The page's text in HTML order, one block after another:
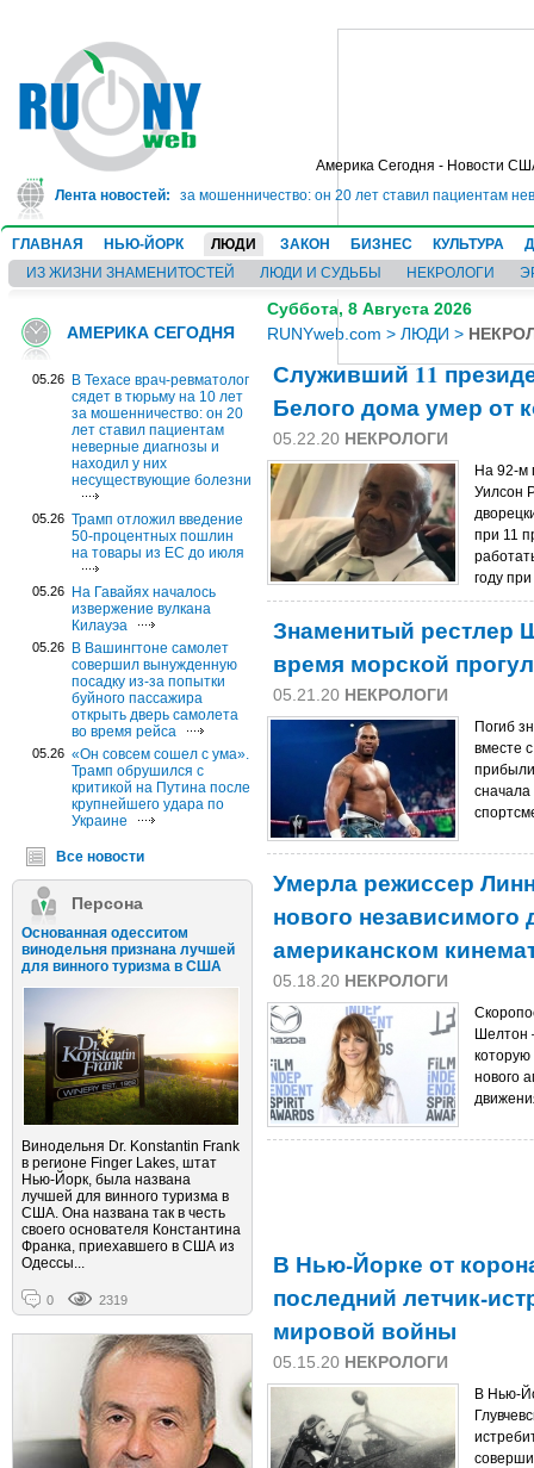
Америка Сегодня - Новости
Лента новостей:
тюрьму на 10 лет за мошенничество: он 20 лет ставил пациентам
ГЛАВНАЯ НЬЮ-ЙОРК ЛЮДИ ЗАКОН БИЗНЕС КУЛЬТУРА
ИЗ ЖИЗНИ ЗНАМЕНИТОСТЕЙ
ЛЮДИ И СУДЬБЫ НЕКРОЛОГИ
АМЕРИКА СЕГОДНЯ
05.26
В Техасе врач-ревматолог
сядет в тюрьму на 10 лет
за мошенничество: он 20
лет ставил пациентам
неверные диагнозы и
находил у них
несуществующие болезни
05.26 Трамп отложил введение
50-процентных пошлин
на товары из ЕС до июля
05.26
На Гавайях началось
извержение вулкана
Килауэа
05.26
В Вашингтоне самолет
совершил вынужденную
посадку из-за попытки
буйного пассажира
открыть дверь самолета
во время рейса
05.26 «Он совсем сошел с ума».
Трамп обрушился с
критикой на Путина после
крупнейшего удара по
Украине
Все новости
Персона
Основанная одесситом
винодельня признана лучшей
для винного туризма в США
Винодельня Dr. Konstantin Frank
в регионе Finger Lakes, штат
Нью-Йорк, была названа
лучшей для винного туризма в
США. Она названа так в честь
своего основателя Константина
Франка, приехавшего в США из
Одессы...
0 2319
Суббота, 8 Августа 2026
RUNYweb.com > ЛЮДИ >
Служивший 11
Белого дома умер от
05.22.20 НЕКРОЛОГИ
На 92-м
Уилсон
при 11
году
Знаменитый рестлер
время морской
05.21.20 НЕКРОЛОГИ
Погиб
вместе
сначала
Умерла режиссер
нового независимого
американском
05.18.20 НЕКРОЛОГИ
Шелтон
которую
нового
В Нью-Йорке от
последний летчик-
мировой войны
05.15.20 НЕКРОЛОГИ
В Нью-